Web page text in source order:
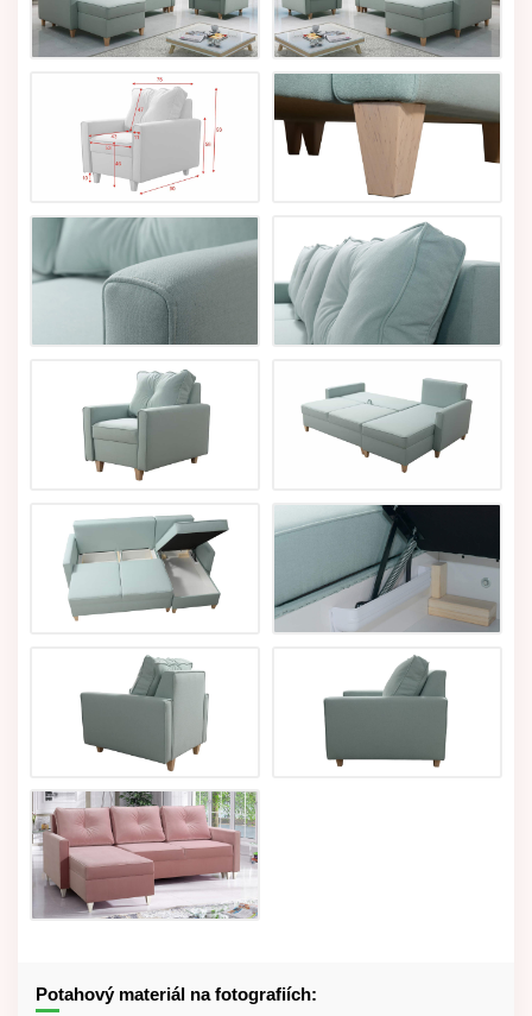
Potahový materiál na fotografiích: